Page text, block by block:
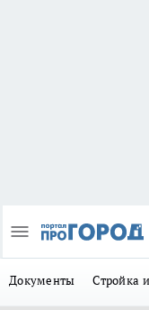
Документы Стройка